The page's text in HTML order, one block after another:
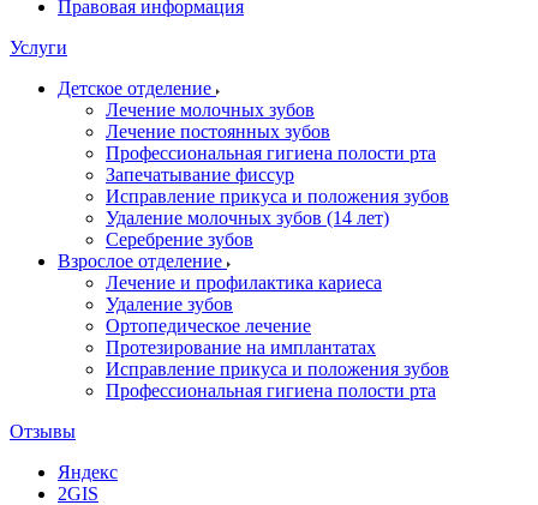
Правовая информация
Услуги
Детское отделение
Лечение молочных зубов
Лечение постоянных зубов
Профессиональная гигиена полости рта
Запечатывание фиссур
Исправление прикуса и положения зубов
Удаление молочных зубов (14 лет)
Серебрение зубов
Взрослое отделение
Лечение и профилактика кариеса
Удаление зубов
Ортопедическое лечение
Протезирование на имплантатах
Исправление прикуса и положения зубов
Профессиональная гигиена полости рта
Отзывы
Яндекс
2GIS